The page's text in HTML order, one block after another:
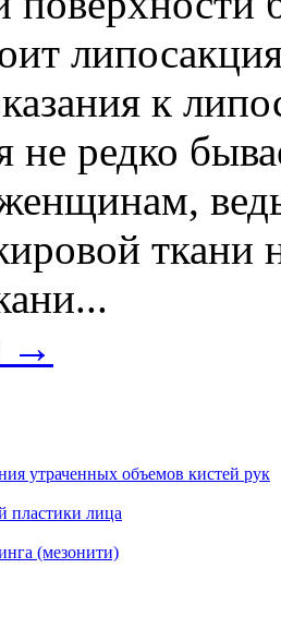
к
не редко
ткани
→
утраченных объемов кистей рук
пластики лица
(мезонити)